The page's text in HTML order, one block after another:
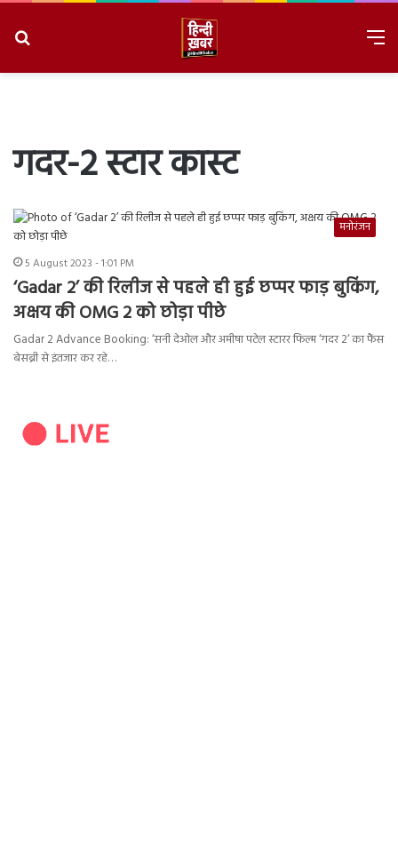
गदर-2 स्टार कास्ट
मनोरंजन
5 August 2023 - 1:01 PM
‘Gadar 2’ की रिलीज से पहले ही हुई छप्पर फाड़ बुकिंग,
अक्षय की OMG 2 को छोड़ा पीछे
Gadar 2 Advance Booking: ‘सनी देओल और अमीषा पटेल स्टारर फिल्म ‘गदर 2‘ का फैंस
बेसब्री से इंतजार कर रहे…